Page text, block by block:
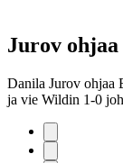
Jurov ohjaa
Danila Jurov ohjaa
ja vie Wildin 1-0